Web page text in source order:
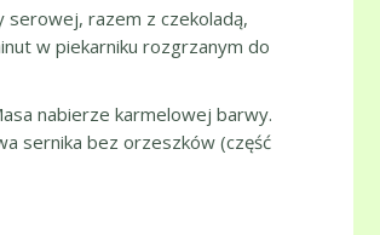
serowej, razem z czekoladą,
w piekarniku rozgrzanym do
nabierze karmelowej barwy.
sernika bez orzeszków (część